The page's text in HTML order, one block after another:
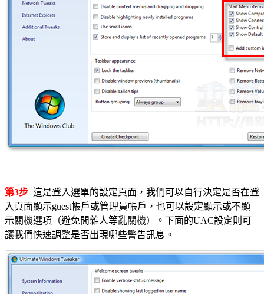
第3步 這是登入選單的設定頁面，我們可以自行決定是否在登
入頁面顯示guest帳戶或管理員帳戶，也可以設定顯示或不顯
示關機選項（避免閒雜人等亂關機）。下面的UAC設定則可
讓我們快速調整是否出現哪些警告訊息。